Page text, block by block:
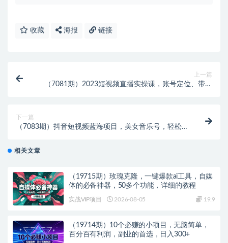
收藏 海报 链接
上一篇
（7081期）2023短视频直播实操课，账号定位、带货
下一篇
（7083期）抖音短视频蓝海项目，美女音乐号，轻松月
相关文章
（19715期）玫瑰克隆，一键爆款ai工具，自媒
体的必备神器，50多个功能，详细的教程
实战VIP项目 2026-08-05 19.9
（19714期）10个必赚的小项目，无脑简单，
百分百有利润，副业的首选，日入300+